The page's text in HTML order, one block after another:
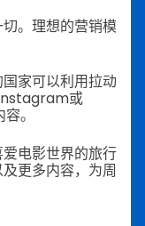
。理想的营销模
家可以利用拉动
或
。
电影世界的旅行
更多内容，为周